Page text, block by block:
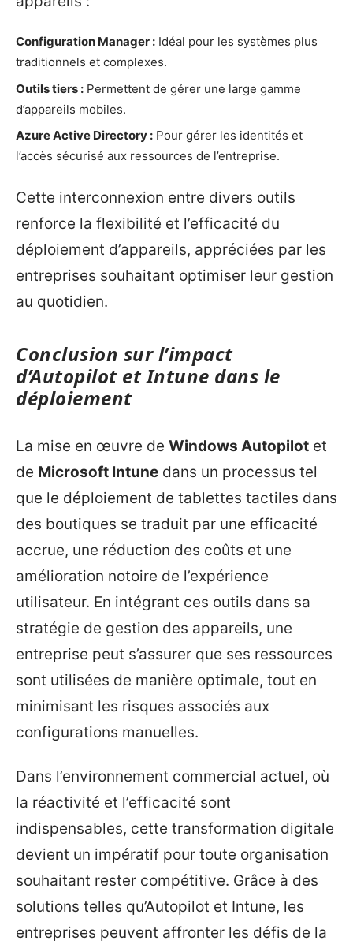
Configuration Manager : Idéal pour les systèmes plus
traditionnels et complexes.
Outils tiers : Permettent de gérer une large gamme
d’appareils mobiles.
Azure Active Directory : Pour gérer les identités et
l’accès sécurisé aux ressources de l’entreprise.
Cette interconnexion entre divers outils
renforce la flexibilité et l’efficacité du
déploiement d’appareils, appréciées par les
entreprises souhaitant optimiser leur gestion
au quotidien.
Conclusion sur l’impact
d’Autopilot et Intune dans le
déploiement
La mise en œuvre de Windows Autopilot et
de Microsoft Intune dans un processus tel
que le déploiement de tablettes tactiles dans
des boutiques se traduit par une efficacité
accrue, une réduction des coûts et une
amélioration notoire de l’expérience
utilisateur. En intégrant ces outils dans sa
stratégie de gestion des appareils, une
entreprise peut s’assurer que ses ressources
sont utilisées de manière optimale, tout en
minimisant les risques associés aux
configurations manuelles.
Dans l’environnement commercial actuel, où
la réactivité et l’efficacité sont
indispensables, cette transformation digitale
devient un impératif pour toute organisation
souhaitant rester compétitive. Grâce à des
solutions telles qu’Autopilot et Intune, les
entreprises peuvent affronter les défis de la